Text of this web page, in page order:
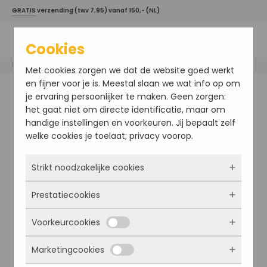
GRATIS verzending (twv 7,95) vanaf 150,- (NL)
Home / Comfort Zone / Skin Regimen 10.0 Tulsi Booster
Cookies
Met cookies zorgen we dat de website goed werkt
en fijner voor je is. Meestal slaan we wat info op om
je ervaring persoonlijker te maken. Geen zorgen:
het gaat niet om directe identificatie, maar om
handige instellingen en voorkeuren. Jij bepaalt zelf
welke cookies je toelaat; privacy voorop.
Strikt noodzakelijke cookies
Deze cookies zorgen ervoor dat de website
überhaupt werkt. Ze zijn dus altijd actief en
kunnen niet worden uitgezet. Meestal worden
ze alleen geplaatst als jij iets doet, zoals
inloggen, een formulier invullen of je
Prestatiecookies
Met deze cookies zien we hoe vaak onze site
bezocht wordt, waar bezoekers vandaan
komen en welke pagina’s populair zijn. Zo
Voorkeurcookies
Deze cookies onthouden jouw voorkeuren.
Marketingcookies